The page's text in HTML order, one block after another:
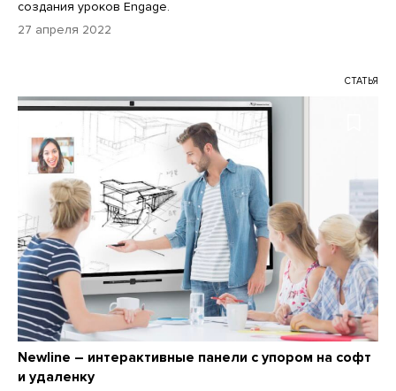
создания уроков Engage.
27 апреля 2022
СТАТЬЯ
Newline – интерактивные панели с упором на софт
и удаленку